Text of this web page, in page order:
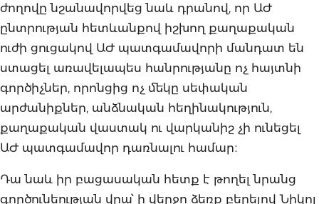
ժողովը նշանավորվեց նաև դրանով, որ ԱԺ
ընտրության հետևանքով իշխող քաղաքական
ուժի ցուցակով ԱԺ պատգամավորի մանդատ են
ստացել առավելապես հանրությանը ոչ հայտնի
գործիչներ, որոնցից ոչ մեկը սեփական
արժանիքներ, անձնական հեղինակություն,
քաղաքական վաստակ ու վարկանիշ չի ունեցել
ԱԺ պատգամավոր դառնալու համար։
Դա նաև իր բացասական հետք է թողել նրանց
գործունեության վրա՝ ի վերջո ձեռք բերելով Նիկոլ